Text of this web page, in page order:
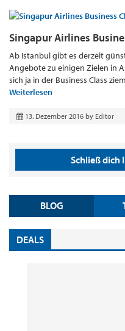
Singapur Airlines
Ab Istanbul gibt es derzeit
Angebote zu einigen Zielen in
sich ja in der Business Class
Weiterlesen
13. Dezember 2016 by Editor
Schließ dich
BLOG
DEALS